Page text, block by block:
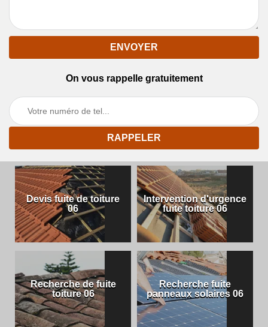
On vous rappelle gratuitement
Devis fuite de toiture
06
Intervention d'urgence
fuite toiture 06
Recherche de fuite
toiture 06
Recherche fuite
panneaux solaires 06